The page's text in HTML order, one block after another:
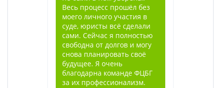
Весь процесс прошёл без
моего личного участия в
суде, юристы всё сделали
сами. Сейчас я полностью
свободна от долгов и могу
снова планировать своё
будущее. Я очень
благодарна команде ФЦБГ
за их профессионализм.